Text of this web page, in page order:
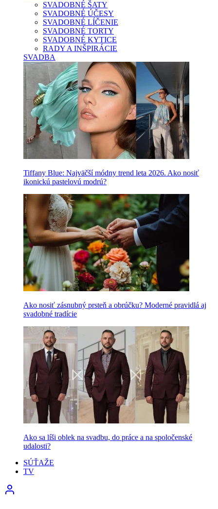
SVADOBNÉ ŠATY
SVADOBNÉ ÚČESY
SVADOBNÉ LÍČENIE
SVADOBNÉ TORTY
SVADOBNÉ KYTICE
RADY A INŠPIRÁCIE
SVADBA
Tiffany Blue: Najväčší módny trend leta 2026. Ako nosiť
ikonickú pastelovú modrú?
Ako nosiť zásnubný prsteň a obrúčku? Moderné pravidlá aj
svadobné tradície
Ako sa líši oblek na svadbu, do práce a na spoločenské
udalosti?
SÚŤAŽE
TV